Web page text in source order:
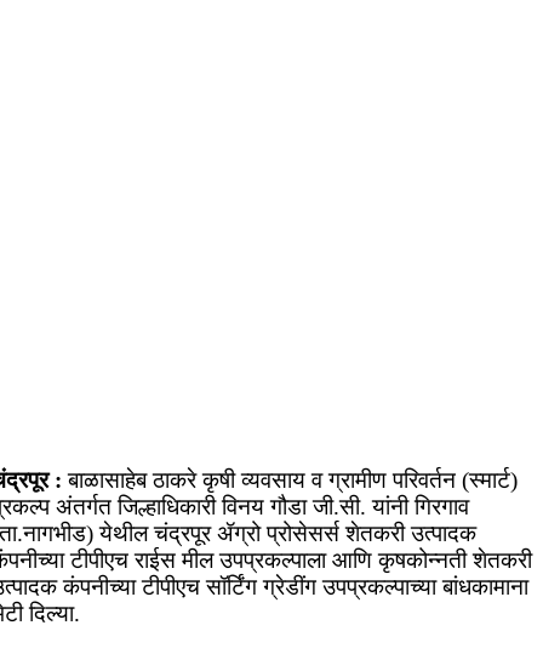
: बाळासाहेब ठाकरे कृषी व्यवसाय व ग्रामीण परिवर्तन (स्मार्ट)
अंतर्गत जिल्हाधिकारी विनय गौडा जी.सी. यांनी गिरगाव
येथील चंद्रपूर ॲग्रो प्रोसेसर्स शेतकरी उत्पादक
टीपीएच राईस मील उपप्रकल्पाला आणि कृषकोन्नती शेतकरी
कंपनीच्या टीपीएच सॉर्टिंग ग्रेडींग उपप्रकल्पाच्या बांधकामाना
दिल्या.